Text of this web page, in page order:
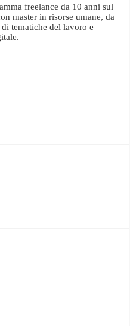
freelance da 10 anni sul
master in risorse umane, da
tematiche del lavoro e